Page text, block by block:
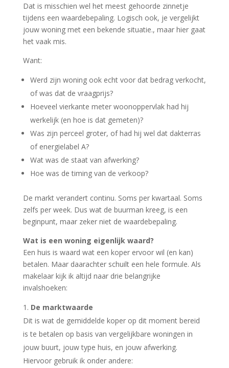
Dat is misschien wel het meest gehoorde zinnetje
tijdens een waardebepaling. Logisch ook, je vergelijkt
jouw woning met een bekende situatie., maar hier gaat
het vaak mis.
Want:
Werd zijn woning ook echt voor dat bedrag verkocht,
of was dat de vraagprijs?
Hoeveel vierkante meter woonoppervlak had hij
werkelijk (en hoe is dat gemeten)?
Was zijn perceel groter, of had hij wel dat dakterras
of energielabel A?
Wat was de staat van afwerking?
Hoe was de timing van de verkoop?
De markt verandert continu. Soms per kwartaal. Soms
zelfs per week. Dus wat de buurman kreeg, is een
beginpunt, maar zeker niet de waardebepaling.
Wat is een woning eigenlijk waard?
Een huis is waard wat een koper ervoor wil (en kan)
betalen. Maar daarachter schuilt een hele formule. Als
makelaar kijk ik altijd naar drie belangrijke
invalshoeken:
De marktwaarde
Dit is wat de gemiddelde koper op dit moment bereid
is te betalen op basis van vergelijkbare woningen in
jouw buurt, jouw type huis, en jouw afwerking.
Hiervoor gebruik ik onder andere: